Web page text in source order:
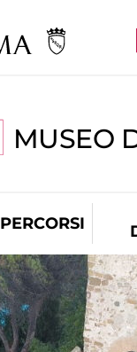
MUSEO
PERCORSI